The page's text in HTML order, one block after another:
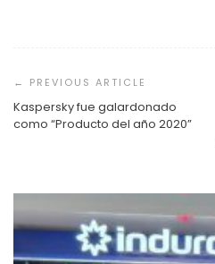
de
entradas
Kaspersky fue galardonado
como “Producto del año 2020”